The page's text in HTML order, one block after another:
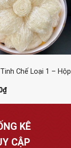
Chế Loại 1 – Hộp
₫
KÊ
CẬP